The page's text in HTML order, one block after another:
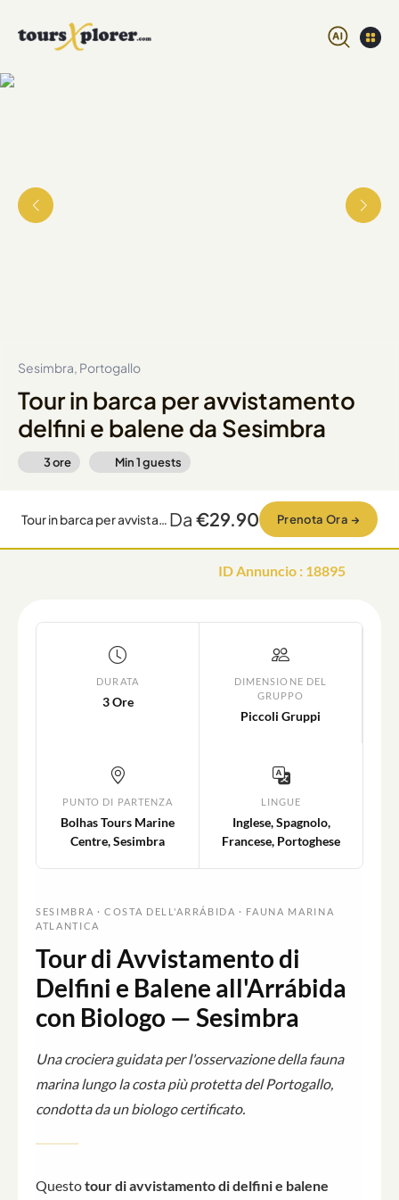
Sesimbra, Portogallo
Tour in barca per avvistamento
delfini e balene da Sesimbra
3 ore Min1guests
Tour in barca per avvistamento delfini e balene da Sesimbra Da €29.90 Prenota Ora →
ID Annuncio : 18895
DURATA
3 Ore
DIMENSIONE DEL
GRUPPO
Piccoli Gruppi
PUNTO DI PARTENZA
Bolhas Tours Marine
Centre, Sesimbra
LINGUE
Inglese, Spagnolo,
Francese, Portoghese
SESIMBRA · COSTA DELL'ARRÁBIDA · FAUNA MARINA
ATLANTICA
Tour di Avvistamento di
Delfini e Balene all'Arrábida
con Biologo — Sesimbra
Una crociera guidata per l'osservazione della fauna
marina lungo la costa più protetta del Portogallo,
condotta da un biologo certificato.
Questotour di avvistamento di delfini e balene